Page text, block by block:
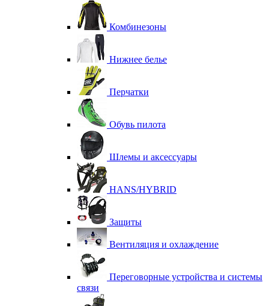
Комбинезоны
Нижнее белье
Перчатки
Обувь пилота
Шлемы и аксессуары
HANS/HYBRID
Защиты
Вентиляция и охлаждение
Переговорные устройства и системы
связи